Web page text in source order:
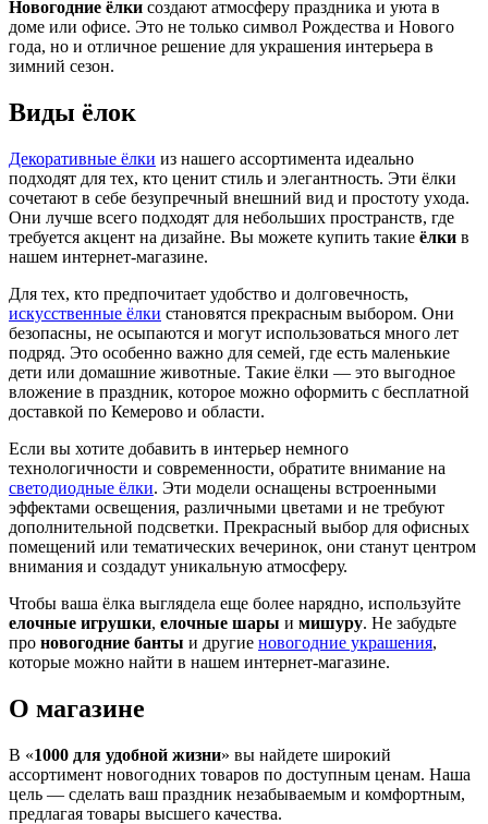
Новогодние ёлки создают атмосферу праздника и уюта в
доме или офисе. Это не только символ Рождества и Нового
года, но и отличное решение для украшения интерьера в
зимний сезон.
Виды ёлок
Декоративные ёлки из нашего ассортимента идеально
подходят для тех, кто ценит стиль и элегантность. Эти ёлки
сочетают в себе безупречный внешний вид и простоту ухода.
Они лучше всего подходят для небольших пространств, где
требуется акцент на дизайне. Вы можете купить такие ёлки в
нашем интернет-магазине.
Для тех, кто предпочитает удобство и долговечность,
искусственные ёлки становятся прекрасным выбором. Они
безопасны, не осыпаются и могут использоваться много лет
подряд. Это особенно важно для семей, где есть маленькие
дети или домашние животные. Такие ёлки — это выгодное
вложение в праздник, которое можно оформить с бесплатной
доставкой по Кемерово и области.
Если вы хотите добавить в интерьер немного
технологичности и современности, обратите внимание на
светодиодные ёлки. Эти модели оснащены встроенными
эффектами освещения, различными цветами и не требуют
дополнительной подсветки. Прекрасный выбор для офисных
помещений или тематических вечеринок, они станут центром
внимания и создадут уникальную атмосферу.
Чтобы ваша ёлка выглядела еще более нарядно, используйте
елочные игрушки, елочные шары и мишуру. Не забудьте
про новогодние банты и другие новогодние украшения,
которые можно найти в нашем интернет-магазине.
О магазине
В «1000 для удобной жизни» вы найдете широкий
ассортимент новогодних товаров по доступным ценам. Наша
цель — сделать ваш праздник незабываемым и комфортным,
предлагая товары высшего качества.